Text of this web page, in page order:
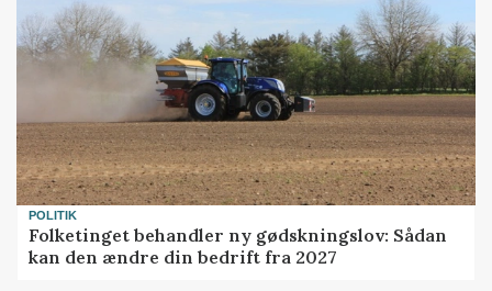
POLITIK
Folketinget behandler ny gødskningslov: Sådan
kan den ændre din bedrift fra 2027